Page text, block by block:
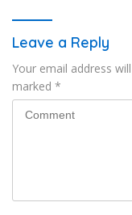
Leave a Reply
Your email address
marked *